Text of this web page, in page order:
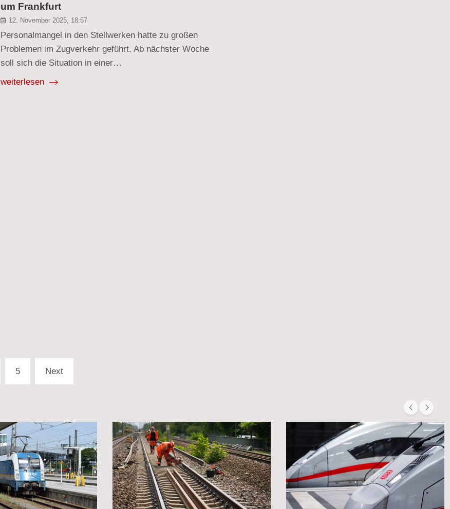
um Frankfurt
12. November 2025, 18:57
Personalmangel in den Stellwerken hatte zu großen
Problemen im Zugverkehr geführt. Ab nächster Woche
soll sich die Situation in einer…
weiterlesen
5 Next